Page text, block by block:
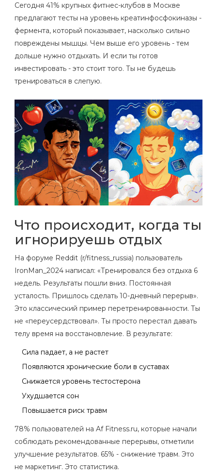
Сегодня 41% крупных фитнес-клубов в Москве
предлагают тесты на уровень креатинфосфокиназы -
фермента, который показывает, насколько сильно
повреждены мышцы. Чем выше его уровень - тем
дольше нужно отдыхать. И если ты готов
инвестировать - это стоит того. Ты не будешь
тренироваться в слепую.
Что происходит, когда ты
игнорируешь отдых
На форуме Reddit (r/fitness_russia) пользователь
IronMan_2024 написал: «Тренировался без отдыха 6
недель. Результаты пошли вниз. Постоянная
усталость. Пришлось сделать 10-дневный перерыв».
Это классический пример перетренированности. Ты
не «переусердствовал». Ты просто перестал давать
телу время на восстановление. В результате:
Сила падает, а не растет
Появляются хронические боли в суставах
Снижается уровень тестостерона
Ухудшается сон
Повышается риск травм
78% пользователей на Af Fitness.ru, которые начали
соблюдать рекомендованные перерывы, отметили
улучшение результатов. 65% - снижение травм. Это
не маркетинг. Это статистика.